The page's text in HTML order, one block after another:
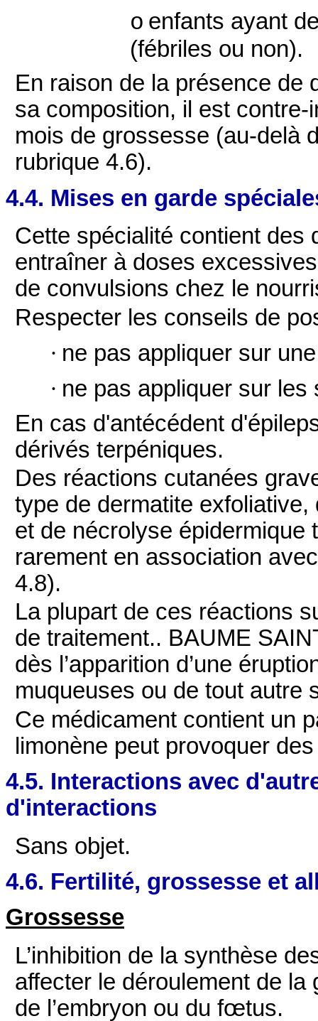
o enfants ayant
(fébriles ou non).
En raison de la présence de
sa composition, il est
mois de grossesse (au-delà
rubrique 4.6).
4.4. Mises en garde
Cette spécialité contient des
entraîner à doses
de convulsions chez le
Respecter les conseils de
· ne pas appliquer sur
· ne pas appliquer sur
En cas d'antécédent
dérivés terpéniques.
Des réactions cutanées
type de dermatite
et de nécrolyse épidermique
rarement en association
4.8).
La plupart de ces réactions
de traitement.. BAUME
dès l’apparition d’une
muqueuses ou de tout autre
Ce médicament contient un
limonène peut provoquer
4.5. Interactions avec
d'interactions
Sans objet.
4.6. Fertilité, grossesse et
Grossesse
L’inhibition de la synthèse
affecter le déroulement de
de l’embryon ou du fœtus.